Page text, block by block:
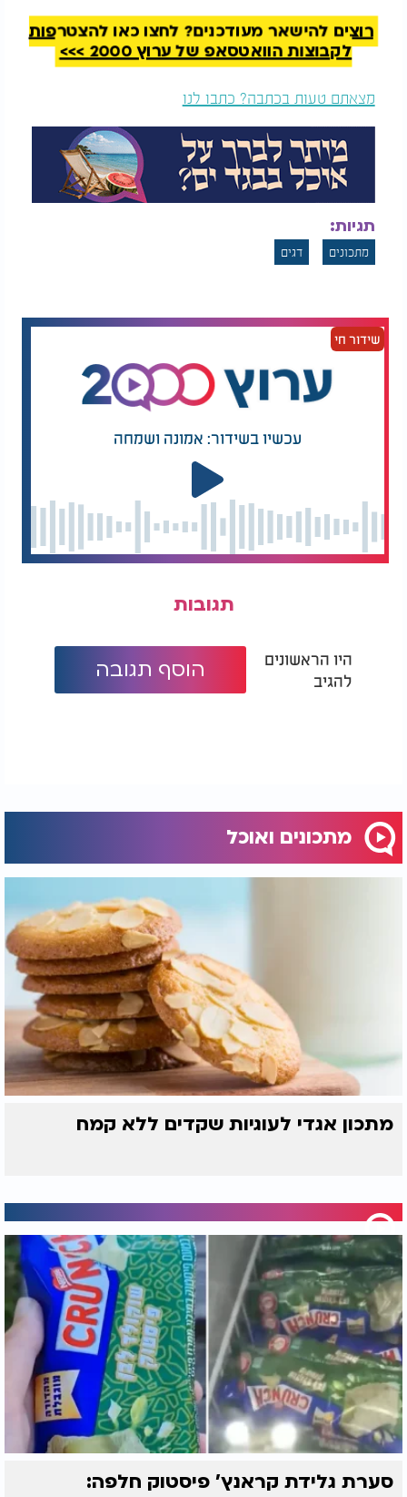
לחגיגה
החמץ
אלפי דגים נפלטים בהמוניהם אל החוף - מה גורם
לתופעה המסתורית?
רוצים להישאר מעודכנים? לחצו כאן להצטרפות
לקבוצות הוואטסאפ של ערוץ 2000 >>>
מצאתם טעות בכתבה? כתבו לנו
תגיות:
מתכונים דגים
שידור חי
עכשיו בשידור: אמונה ושמחה
תגובות
היו הראשונים
להגיב
הוסף תגובה
מתכונים ואוכל
מתכון אגדי לעוגיות שקדים ללא קמח
סערת גלידת קראנץ' פיסטוק חלפה: